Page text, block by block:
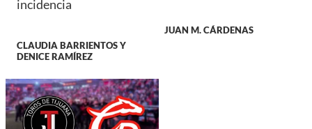
incidencia
CLAUDIA BARRIENTOS Y
DENICE RAMÍREZ
JUAN M. CÁRDENAS